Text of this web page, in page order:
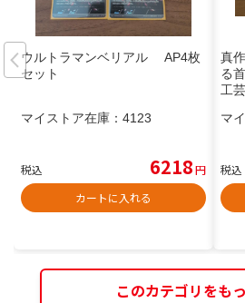
ウルトラマンベリアル AP4枚
セット
マイストア在庫： 4123
税込 6218円
カートに入れる
真
る
工
マ
税込
このカテゴリをも